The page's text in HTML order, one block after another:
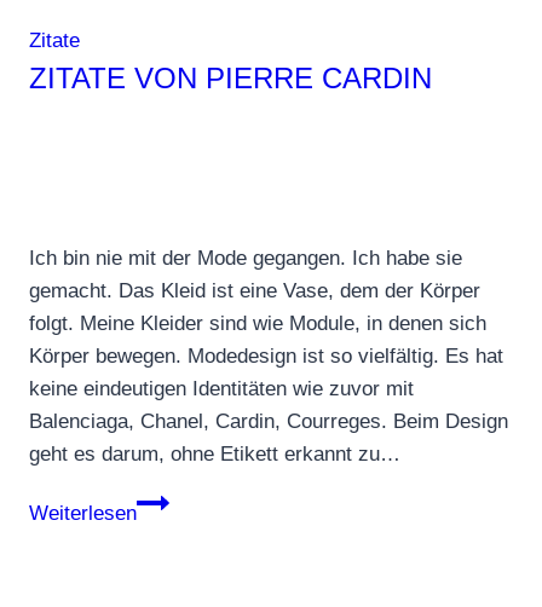
Zitate
ZITATE VON PIERRE CARDIN
Ich bin nie mit der Mode gegangen. Ich habe sie
gemacht. Das Kleid ist eine Vase, dem der Körper
folgt. Meine Kleider sind wie Module, in denen sich
Körper bewegen. Modedesign ist so vielfältig. Es hat
keine eindeutigen Identitäten wie zuvor mit
Balenciaga, Chanel, Cardin, Courreges. Beim Design
geht es darum, ohne Etikett erkannt zu…
Weiterlesen
Zitate